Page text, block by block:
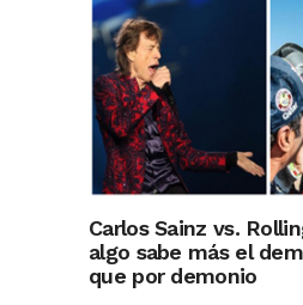
Carlos Sainz vs.
algo sabe más el
que por demonio